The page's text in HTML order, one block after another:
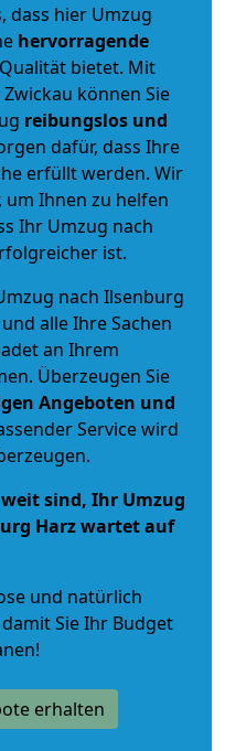
dass hier Umzug
hervorragende
bietet. Mit
können Sie
reibungslos und
dafür, dass Ihre
erfüllt werden. Wir
um Ihnen zu helfen
Ihr Umzug nach
ist.
nach Ilsenburg
alle Ihre Sachen
an Ihrem
Überzeugen Sie
Angeboten und
Service wird
sind, Ihr Umzug
Harz wartet auf
und natürlich
damit Sie Ihr Budget
erhalten